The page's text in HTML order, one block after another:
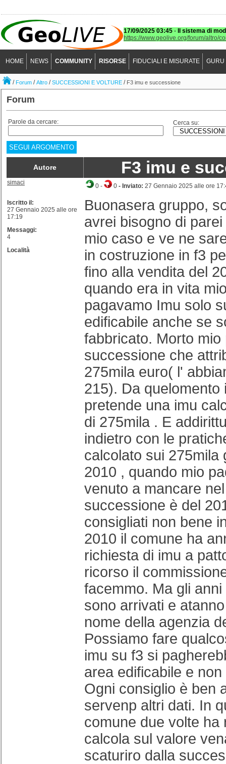
17/09/2025 03:45 -
Il sistema di
https://www.geolive.org/forum/altro/
HOME NEWS COMMUNITY RISORSE FIDUCIALI E MISURATE GURU
/Forum /Altro /SUCCESSIONI E VOLTURE / F3 imu e successione
Forum
Parole da cercare: Cerca su:
SEGUI ARGOMENTO
Autore F3 imu e
simaci
Iscritto il:
27 Gennaio 2025 alle ore
17:19
Messaggi:
4
Località
0 - 0 - Inviato: 27 Gennaio 2025 alle ore
Buonasera gruppo,
avrei bisogno di
mio caso e ve ne
in costruzione in f3
fino alla vendita del
quando era in vita
pagavamo Imu solo
edificabile anche se
fabbricato. Morto mio
successione che
275mila euro( l'
215). Da quelomento
pretende una imu
di 275mila . E
indietro con le
calcolato sui 275mila
2010 , quando mio
venuto a mancare
successione è del
consigliati non bene
2010 il comune ha
richiesta di imu a
ricorso il
facemmo. Ma gli
sono arrivati e
nome della agenzia
Possiamo fare
imu su f3 si
area edificabile e
Ogni consiglio è ben
servenp altri dati. In
comune due volte ha
calcola sul valore
scaturiro dalla